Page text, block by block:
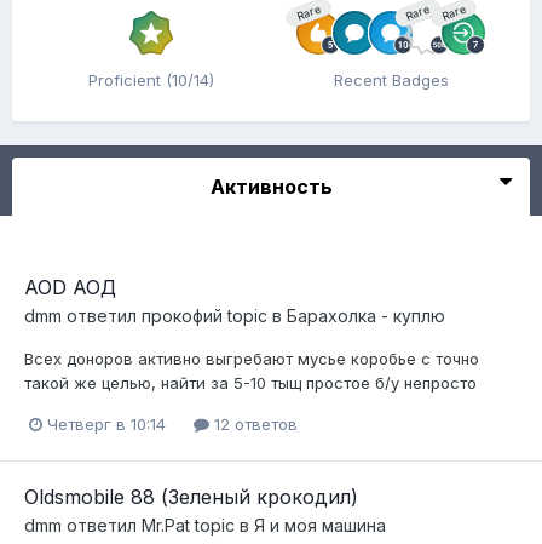
Proficient (10/14)
Rare Rare Rare
Recent Badges
Активность
AOD АОД
dmm ответил прокофий topic в Барахолка - куплю
Всех доноров активно выгребают мусье коробье с точно
такой же целью, найти за 5-10 тыщ простое б/у непросто
Четверг в 10:14 12 ответов
Oldsmobile 88 (Зеленый крокодил)
dmm ответил Mr.Pattopic в Я и моя машина